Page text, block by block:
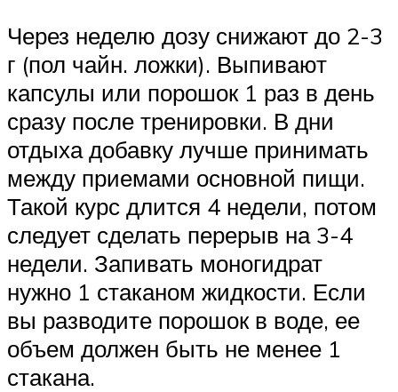
Через неделю дозу снижают до 2-3
г (пол чайн. ложки). Выпивают
капсулы или порошок 1 раз в день
сразу после тренировки. В дни
отдыха добавку лучше принимать
между приемами основной пищи.
Такой курс длится 4 недели, потом
следует сделать перерыв на 3-4
недели. Запивать моногидрат
нужно 1 стаканом жидкости. Если
вы разводите порошок в воде, ее
объем должен быть не менее 1
стакана.